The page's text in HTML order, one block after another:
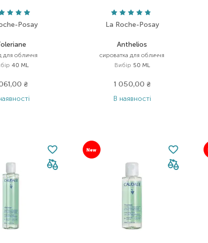
Posay
для обличчя
40 ML
₴
La Roche-Posay
Anthelios
сироватка для обличчя
Вибір 50 ML
1 050,00 ₴
В наявності
New